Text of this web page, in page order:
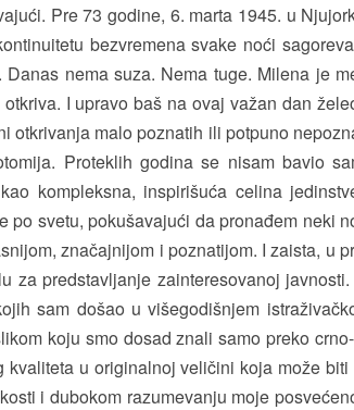
Pre 73 godine, 6. marta 1945. u
bezvremena svake noći
nema suza. Nema tuge. Milena je
I upravo baš na ovaj važan dan
malo poznatih ili potpuno
Proteklih godina se nisam bavio
kompleksna, inspirišuća celina
svetu, pokušavajući da pronađem neki
značajnijom i poznatijom. I zaista, u
za predstavljanje zainteresovanoj
sam došao u višegodišnjem
koju smo dosad znali samo preko
u originalnoj veličini koja može
i dubokom razumevanju moje